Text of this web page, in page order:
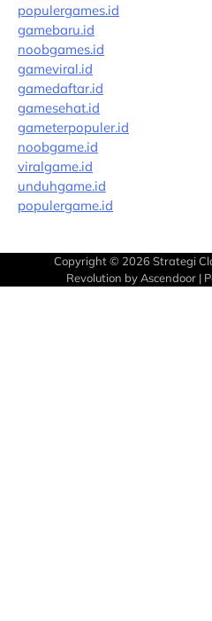
populergames.id
gamebaru.id
noobgames.id
gameviral.id
gamedaftar.id
gamesehat.id
gameterpopuler.id
noobgame.id
viralgame.id
unduhgame.id
populergame.id
Copyright © 2026 Strategi
Revolution by Ascendoor |